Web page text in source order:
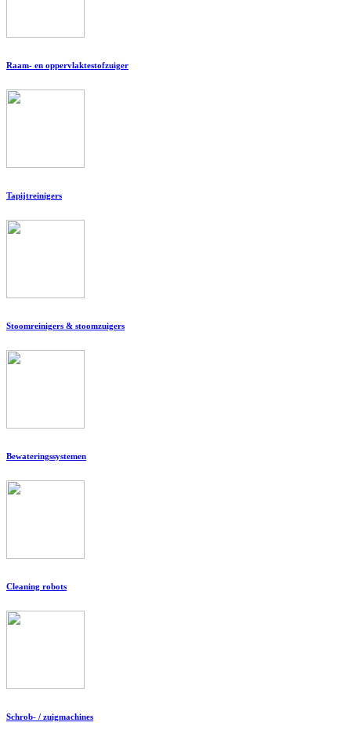
Raam- en oppervlaktestofzuiger
Tapijtreinigers
Stoomreinigers & stoomzuigers
Bewateringssystemen
Cleaning robots
Schrob- / zuigmachines